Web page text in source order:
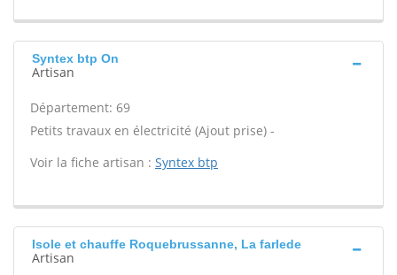
Syntex btp On
Artisan
Département: 69
Petits travaux en électricité (Ajout prise) -
Voir la fiche artisan : Syntex btp
Isole et chauffe Roquebrussanne, La farlede
Artisan